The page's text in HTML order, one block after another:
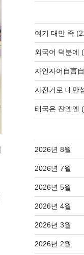
여기 대만 족
외국어 덕분에
자언자어自言
자전거로 대만
태국은 쟌옌옌
2026년 8월
2026년 7월
2026년 5월
2026년 4월
2026년 3월
2026년 2월